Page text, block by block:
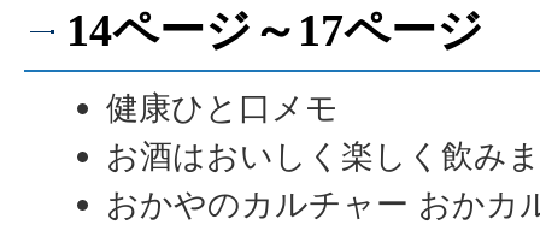
14ページ～17ページ
健康ひと口メモ
お酒はおいしく楽しく飲み
おかやのカルチャー おかカ